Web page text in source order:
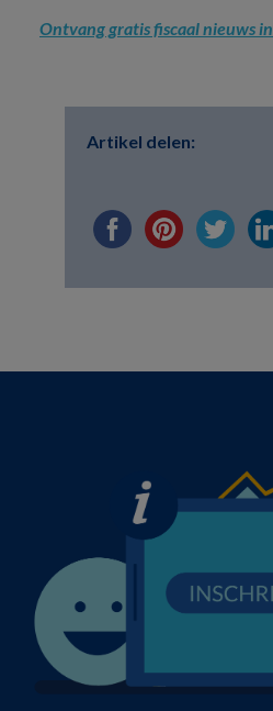
Ontvang gratis fiscaal nieuws
Artikel delen: